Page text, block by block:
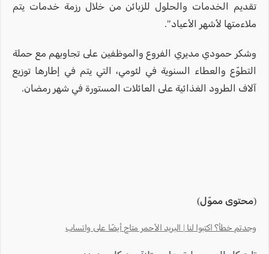
تقديم الخدمات والحلول للزبائن من خلال رزمة خدمات يتم
ملاءمتها لأشهر الأعياد".
وشكر حمودي مديري الفروع والموظفين على تجاوبهم مع حملة
التطوّع والعطاء السنوية في لئومي، التي يتم في إطارها توزيع
آلاف الطرود الغذائية على العائلات المستورة في شهر رمضان.
(محتوى مموّل)
وجدتم خطأ؟ اكتبوا لنا | البريد الأحمر متاح أيضًا على واتساب